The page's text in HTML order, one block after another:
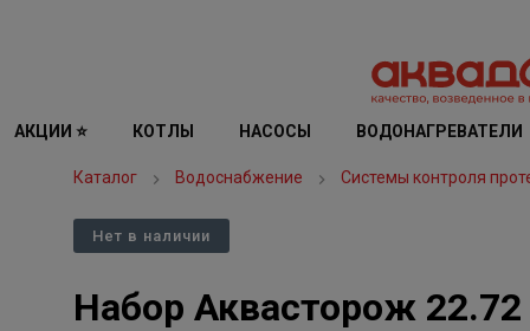
АКЦИИ ⭐ КОТЛЫ НАСОСЫ ВОДОНАГРЕВАТЕЛИ
Каталог Водоснабжение Системы контроля
Нет в наличии
Набор Аквасторож